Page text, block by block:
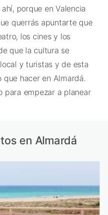
porque en Valencia
querrás apuntarte que
los cines y los
que la cultura se
y turistas y de esta
hacer en Almardá.
para empezar a planear
en Almardá